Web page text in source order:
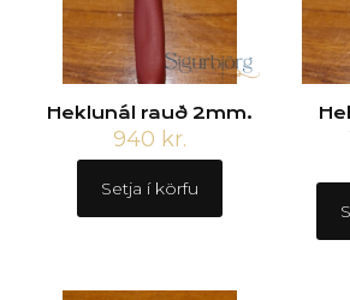
Heklunál rauð 2mm.
940 kr.
Setja í körfu